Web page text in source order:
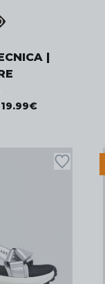
|
19.99€